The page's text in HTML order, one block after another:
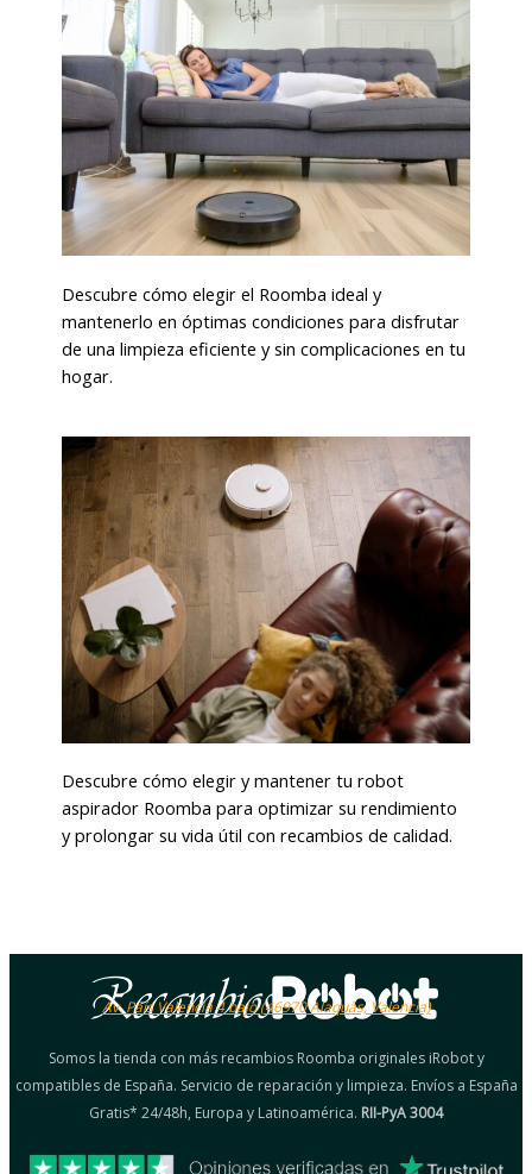
Descubre cómo elegir el Roomba ideal y
mantenerlo en óptimas condiciones para disfrutar
de una limpieza eficiente y sin complicaciones en tu
hogar.
Descubre cómo elegir y mantener tu robot
aspirador Roomba para optimizar su rendimiento
y prolongar su vida útil con recambios de calidad.
Av. País Valencià 4 bajo (46970 Alaquàs, Valencia)
Somos la tienda con más recambios Roomba originales iRobot y
compatibles de España. Servicio de reparación y limpieza. Envíos a España
Gratis* 24/48h, Europa y Latinoamérica. RII-PyA 3004